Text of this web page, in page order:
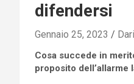
difendersi
Gennaio 25, 2023
Cosa succede in
proposito dell’allarme